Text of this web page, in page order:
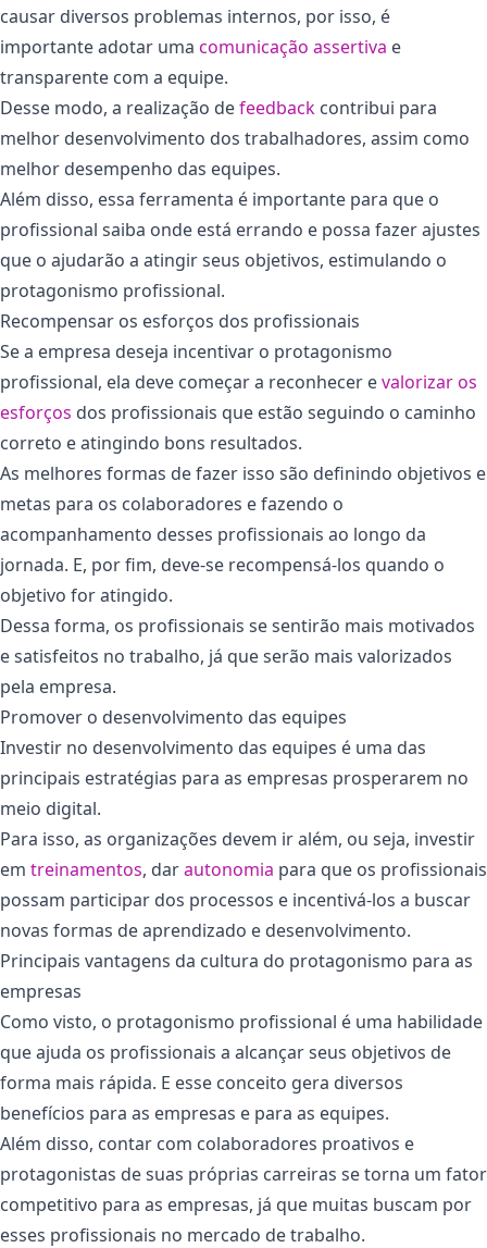
causar diversos problemas internos, por isso, é
importante adotar uma comunicação assertiva e
transparente com a equipe.
Desse modo, a realização defeedback contribui para
melhor desenvolvimento dos trabalhadores, assim como
melhor desempenho das equipes.
Além disso, essa ferramenta é importante para que o
profissional saiba onde está errando e possa fazer ajustes
que o ajudarão a atingir seus objetivos, estimulando o
protagonismo profissional.
Recompensar os esforços dos profissionais
Se a empresa deseja incentivar o protagonismo
profissional, ela deve começar a reconhecer evalorizar os
esforços dos profissionais que estão seguindo o caminho
correto e atingindo bons resultados.
As melhores formas de fazer isso são definindo objetivos e
metas para os colaboradores e fazendo o
acompanhamento desses profissionais ao longo da
jornada. E, por fim, deve-se recompensá-los quando o
objetivo for atingido.
Dessa forma, os profissionais se sentirão mais motivados
e satisfeitos no trabalho, já que serão mais valorizados
pela empresa.
Promover o desenvolvimento das equipes
Investir no desenvolvimento das equipes é uma das
principais estratégias para as empresas prosperarem no
meio digital.
Para isso, as organizações devem ir além, ou seja, investir
em treinamentos, darautonomia para que os profissionais
possam participar dos processos e incentivá-los a buscar
novas formas de aprendizado e desenvolvimento.
Principais vantagens da cultura do protagonismo para as
empresas
Como visto, o protagonismo profissional é uma habilidade
que ajuda os profissionais a alcançar seus objetivos de
forma mais rápida. E esse conceito gera diversos
benefícios para as empresas e para as equipes.
Além disso, contar com colaboradores proativos e
protagonistas de suas próprias carreiras se torna um fator
competitivo para as empresas, já que muitas buscam por
esses profissionais no mercado de trabalho.